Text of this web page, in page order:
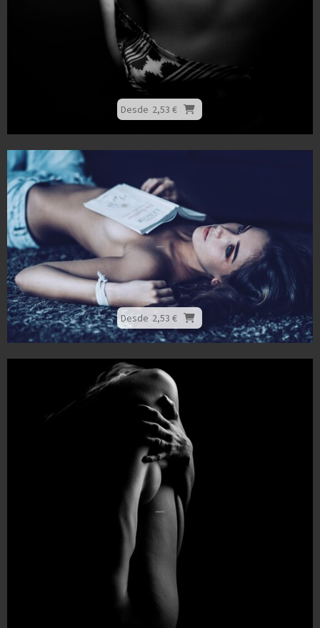
Desde 2,53 €
Desde 2,53 €